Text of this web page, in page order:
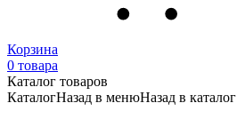
Корзина
0 товара
Каталог товаров
КаталогНазад в менюНазад в каталог